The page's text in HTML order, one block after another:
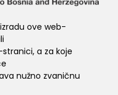
izradu ove web-
a za koje
nužno zvaničnu